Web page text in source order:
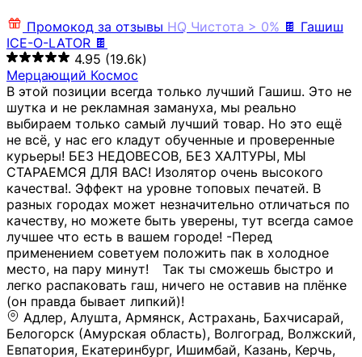
Промокод за отзывы HQ Чистота > 0% 🍫 Гашиш
ICE-O-LATOR 🍫
4.95 (19.6k)
Мерцающий Космос
В этой позиции всегда только лучший Гашиш. Это не
шутка и не рекламная замануха, мы реально
выбираем только самый лучший товар. Но это ещё
не всё, у нас его кладут обученные и проверенные
курьеры! БЕЗ НЕДОВЕСОВ, БЕЗ ХАЛТУРЫ, МЫ
СТАРАЕМСЯ ДЛЯ ВАС! Изолятор очень высокого
качества!. Эффект на уровне топовых печатей. В
разных городах может незначительно отличаться по
качеству, но можете быть уверены, тут всегда самое
лучшее что есть в вашем городе! -Перед
применением советуем положить пак в холодное
место, на пару минут!⠀ Так ты сможешь быстро и
легко распаковать гаш, ничего не оставив на плёнке
(он правда бывает липкий)!
Адлер, Алушта, Армянск, Астрахань, Бахчисарай,
Белогорск (Амурская область), Волгоград, Волжский,
Евпатория, Екатеринбург, Ишимбай, Казань, Керчь,